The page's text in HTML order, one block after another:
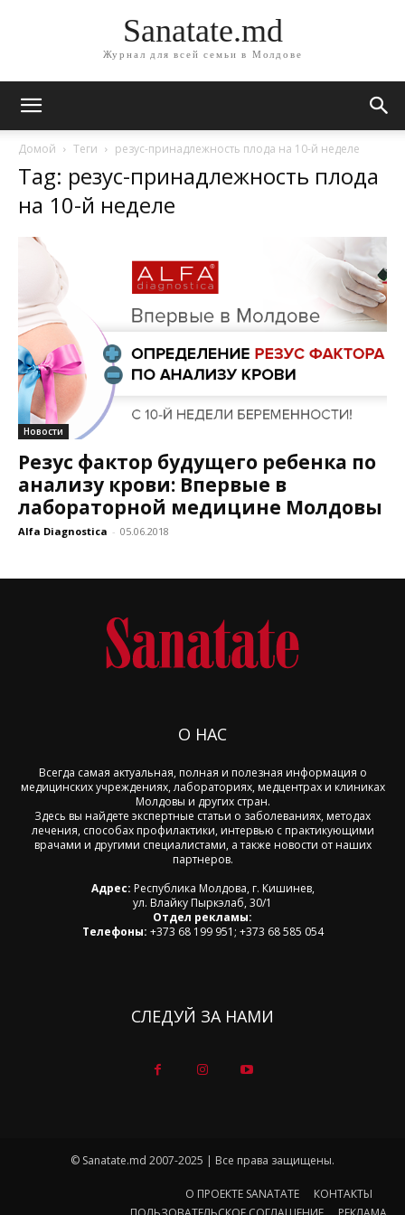
Sanatate.md
Журнал для всей семьи в Молдове
Домой Теги резус-принадлежность плода на 10-й неделе
Tag: резус-принадлежность плода
на 10-й неделе
Новости
Резус фактор будущего ребенка по
анализу крови: Впервые в
лабораторной медицине Молдовы
Alfa Diagnostica - 05.06.2018
О НАС
Всегда самая актуальная, полная и полезная информация о
медицинских учреждениях, лабораториях, медцентрах и клиниках
Молдовы и других стран.
Здесь вы найдете экспертные статьи о заболеваниях, методах
лечения, способах профилактики, интервью с практикующими
врачами и другими специалистами, а также новости от наших
партнеров.
Адрес: Республика Молдова, г. Кишинев,
ул. Влайку Пыркэлаб, 30/1
Отдел рекламы:
Телефоны: +373 68 199 951; +373 68 585 054
СЛЕДУЙ ЗА НАМИ
© Sanatate.md 2007-2025 | Все права защищены.
О ПРОЕКТЕ SANATATE
КОНТАКТЫ